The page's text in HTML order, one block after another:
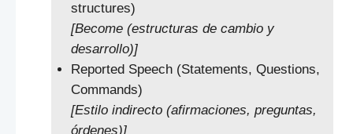
structures)
[Become (estructuras de cambio y
desarrollo)]
Reported Speech (Statements, Questions,
Commands)
[Estilo indirecto (afirmaciones, preguntas,
órdenes)]